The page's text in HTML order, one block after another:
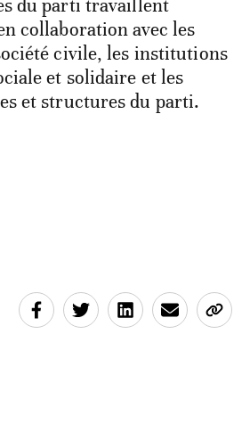
du parti travaillent
collaboration avec les
civile, les institutions
et solidaire et les
et structures du parti.